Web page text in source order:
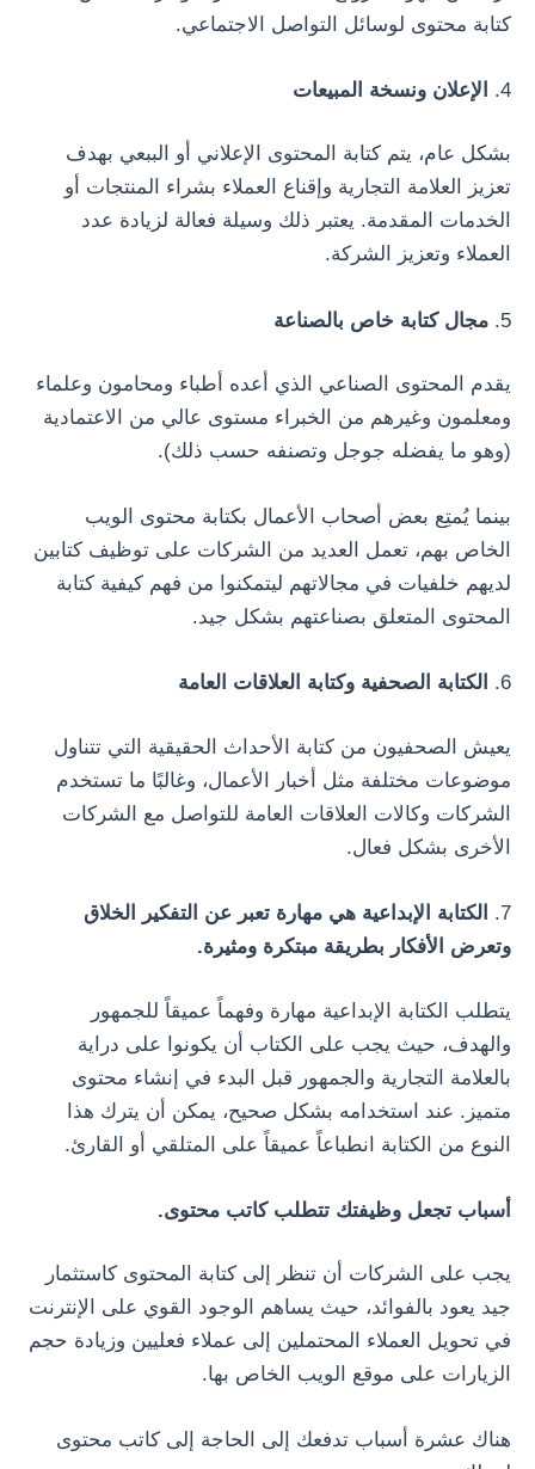
كتابة محتوى لوسائل التواصل الاجتماعي.
4. الإعلان ونسخة المبيعات
بشكل عام، يتم كتابة المحتوى الإعلاني أو الببعي بهدف
تعزيز العلامة التجارية وإقناع العملاء بشراء المنتجات أو
الخدمات المقدمة. يعتبر ذلك وسيلة فعالة لزيادة عدد
العملاء وتعزيز الشركة.
5. مجال كتابة خاص بالصناعة
يقدم المحتوى الصناعي الذي أعده أطباء ومحامون وعلماء
ومعلمون وغيرهم من الخبراء مستوى عالي من الاعتمادية
(وهو ما يفضله جوجل وتصنفه حسب ذلك).
بينما يُمتِع بعض أصحاب الأعمال بكتابة محتوى الويب
الخاص بهم، تعمل العديد من الشركات على توظيف كتابين
لديهم خلفيات في مجالاتهم ليتمكنوا من فهم كيفية كتابة
المحتوى المتعلق بصناعتهم بشكل جيد.
6. الكتابة الصحفية وكتابة العلاقات العامة
يعيش الصحفيون من كتابة الأحداث الحقيقية التي تتناول
موضوعات مختلفة مثل أخبار الأعمال، وغالبًا ما تستخدم
الشركات وكالات العلاقات العامة للتواصل مع الشركات
الأخرى بشكل فعال.
7.
الكتابة الإبداعية هي مهارة تعبر عن التفكير الخلاق
وتعرض الأفكار بطريقة مبتكرة ومثيرة.
يتطلب الكتابة الإبداعية مهارة وفهماً عميقاً للجمهور
والهدف، حيث يجب على الكتاب أن يكونوا على دراية
بالعلامة التجارية والجمهور قبل البدء في إنشاء محتوى
متميز. عند استخدامه بشكل صحيح، يمكن أن يترك هذا
النوع من الكتابة انطباعاً عميقاً على المتلقي أو القارئ.
أسباب تجعل وظيفتك تتطلب كاتب محتوى.
يجب على الشركات أن تنظر إلى كتابة المحتوى كاستثمار
جيد يعود بالفوائد، حيث يساهم الوجود القوي على الإنترنت
في تحويل العملاء المحتملين إلى عملاء فعليين وزيادة حجم
الزيارات على موقع الويب الخاص بها.
هناك عشرة أسباب تدفعك إلى الحاجة إلى كاتب محتوى